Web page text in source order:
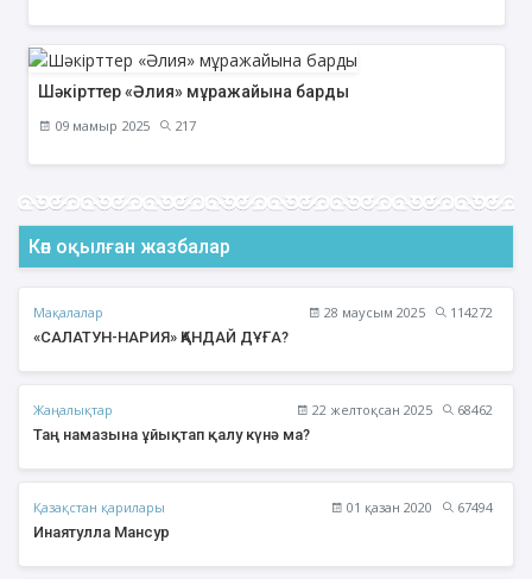
Шәкірттер «Әлия» мұражайына барды
09 мамыр 2025 217
Көп оқылған жазбалар
Мақалалар 28 маусым 2025
114272
«САЛАТУН-НАРИЯ» ҚАНДАЙ ДҰҒА?
Жаңалықтар 22 желтоқсан 2025
68462
Таң намазына ұйықтап қалу күнә ма?
Қазақстан қарилары 01 қазан 2020
67494
Инаятулла Мансур